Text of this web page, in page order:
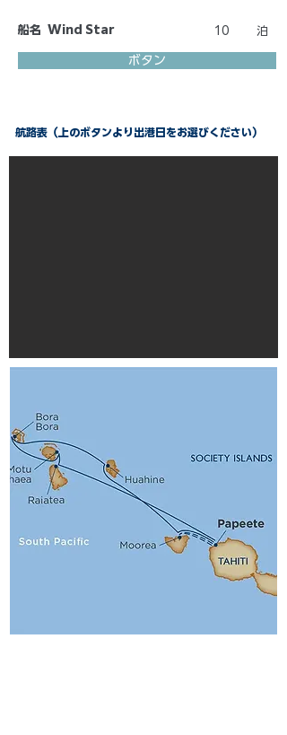
船名 Wind Star 10 泊
ボタン
航路表（上のボタンより出港日をお選びください）